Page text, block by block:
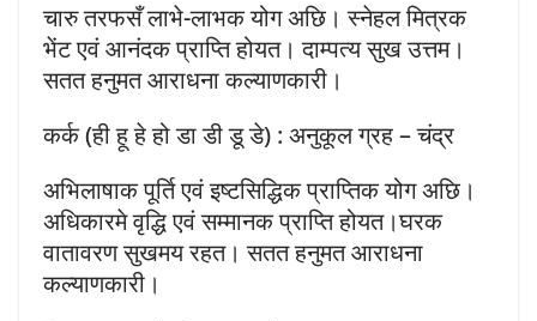
चारु तरफसँ लाभे-लाभक योग अछि। स्नेहल मित्रक
भेंट एवं आनंदक प्राप्ति होयत। दाम्पत्य सुख उत्तम।
सतत हनुमत आराधना कल्याणकारी।
कर्क (ही हू हे हो डा डी डू डे) : अनुकूल ग्रह – चंद्र
अभिलाषाक पूर्ति एवं इष्टसिद्धिक प्राप्तिक योग अछि।
अधिकारमे वृद्धि एवं सम्मानक प्राप्ति होयत।घरक
वातावरण सुखमय रहत। सतत हनुमत आराधना
कल्याणकारी।